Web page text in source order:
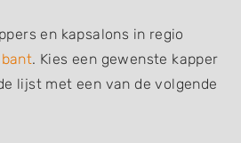
en kapsalons in regio
. Kies een gewenste kapper
lijst met een van de volgende
mannen of